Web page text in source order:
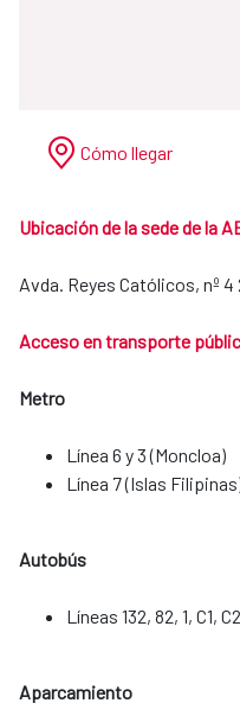
Cómo llegar
Ubicación de la sede de la
Avda. Reyes Católicos, nº
Acceso en transporte
Metro
Línea 6 y 3 (Moncloa)
Línea 7 (Islas
Autobús
Líneas 132, 82, 1, C1,
Aparcamiento